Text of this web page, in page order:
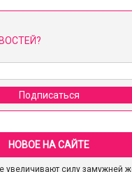
Подписаться
НОВОЕ НА САЙТЕ
увеличивают силу замужней